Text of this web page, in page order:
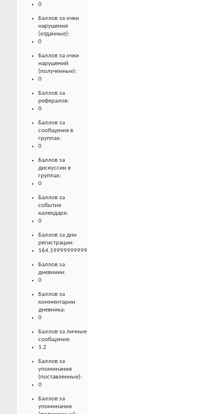
0
Баллов за очки
нарушения
(отданные):
0
Баллов за очки
нарушений
(полученные):
0
Баллов за
рефералов:
0
Баллов за
сообщения в
группах:
0
Баллов за
дискуссии в
группах:
0
Баллов за
события
календаря:
0
Баллов за дни
регистрации:
164.19999999999
Баллов за
дневники:
0
Баллов за
комментарии
дневника:
0
Баллов за личные
сообщения:
1.2
Баллов за
упоминания
(поставленные):
0
Баллов за
упоминания